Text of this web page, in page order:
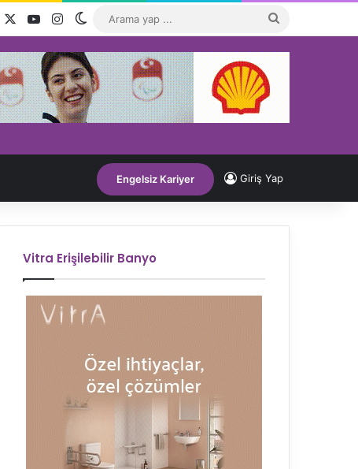
Facebook YouTubeInstagramDış görünümü değiştir
...
Engelsiz Kariyer Giriş Yap
Vitra Erişilebilir Banyo